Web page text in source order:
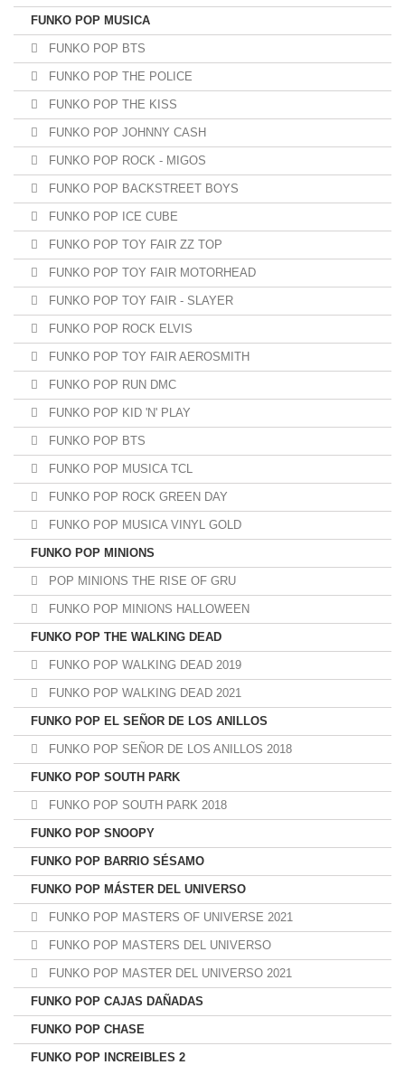
FUNKO POP MUSICA
FUNKO POP BTS
FUNKO POP THE POLICE
FUNKO POP THE KISS
FUNKO POP JOHNNY CASH
FUNKO POP ROCK - MIGOS
FUNKO POP BACKSTREET BOYS
FUNKO POP ICE CUBE
FUNKO POP TOY FAIR ZZ TOP
FUNKO POP TOY FAIR MOTORHEAD
FUNKO POP TOY FAIR - SLAYER
FUNKO POP ROCK ELVIS
FUNKO POP TOY FAIR AEROSMITH
FUNKO POP RUN DMC
FUNKO POP KID 'N' PLAY
FUNKO POP BTS
FUNKO POP MUSICA TCL
FUNKO POP ROCK GREEN DAY
FUNKO POP MUSICA VINYL GOLD
FUNKO POP MINIONS
POP MINIONS THE RISE OF GRU
FUNKO POP MINIONS HALLOWEEN
FUNKO POP THE WALKING DEAD
FUNKO POP WALKING DEAD 2019
FUNKO POP WALKING DEAD 2021
FUNKO POP EL SEÑOR DE LOS ANILLOS
FUNKO POP SEÑOR DE LOS ANILLOS 2018
FUNKO POP SOUTH PARK
FUNKO POP SOUTH PARK 2018
FUNKO POP SNOOPY
FUNKO POP BARRIO SÉSAMO
FUNKO POP MÁSTER DEL UNIVERSO
FUNKO POP MASTERS OF UNIVERSE 2021
FUNKO POP MASTERS DEL UNIVERSO
FUNKO POP MASTER DEL UNIVERSO 2021
FUNKO POP CAJAS DAÑADAS
FUNKO POP CHASE
FUNKO POP INCREIBLES 2